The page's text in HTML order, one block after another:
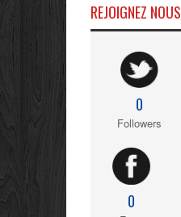
REJOIGNEZ NOUS
0
Followers
0